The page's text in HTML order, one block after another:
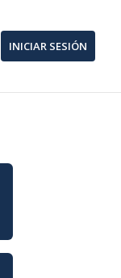
INICIAR SESIÓN